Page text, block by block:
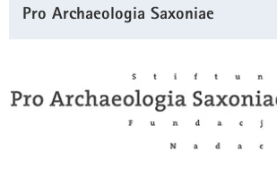
Pro Archaeologia Saxoniae